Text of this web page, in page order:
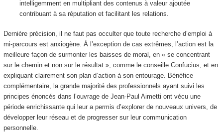
intelligemment en multipliant des contenus à valeur ajoutée
contribuant à sa réputation et facilitant les relations.
Dernière précision, il ne faut pas occulter que toute recherche d’emploi à
mi-parcours est anxiogène. À l’exception de cas extrêmes, l’action est la
meilleure façon de surmonter les baisses de moral, en « se concentrant
sur le chemin et non sur le résultat », comme le conseille Confucius, et en
expliquant clairement son plan d’action à son entourage. Bénéfice
complémentaire, la grande majorité des professionnels ayant suivi les
principes énoncés dans l’ouvrage de Jean-Paul Aimetti ont vécu une
période enrichissante qui leur a permis d’explorer de nouveaux univers, de
développer leur réseau et de progresser sur leur communication
personnelle.